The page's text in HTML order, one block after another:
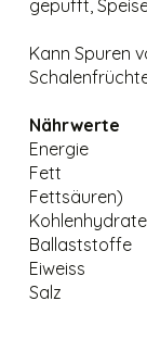
gepufft,
Kann Spuren
Nährwerte
Energie
Fett 33g
Fettsäuren)
Eiweiss
Salz